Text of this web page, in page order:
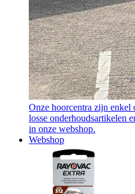
Onze hoorcentra zijn enkel
losse onderhoudsartikelen
in onze webshop.
Webshop